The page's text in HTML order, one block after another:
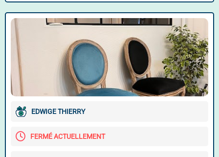
EDWIGE THIERRY
FERMÉ ACTUELLEMENT